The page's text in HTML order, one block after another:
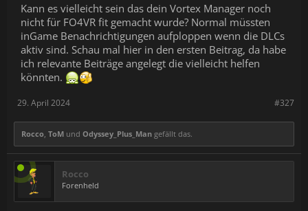
Kann es vielleicht sein das dein Vortex Manager noch
nicht für FO4VR fit gemacht wurde? Normal müssten
inGame Benachrichtigungen aufploppen wenn die DLCs
aktiv sind. Schau mal hier in den ersten Beitrag, da habe
ich relevante Beiträge angelegt die vielleicht helfen
könnten.
#327
29. April 2024
Rocco ToM und Odyssey_Plus_Man gefällt das.
Rocco
Forenheld